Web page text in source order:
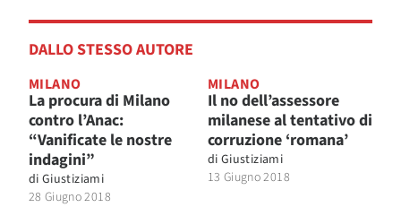
DALLO STESSO AUTORE
MILANO
La procura di Milano
contro l’Anac:
“Vanificate le nostre
indagini”
di Giustiziami
28 Giugno 2018
MILANO
Il no dell’assessore
milanese al tentativo di
corruzione ‘romana’
di Giustiziami
13 Giugno 2018